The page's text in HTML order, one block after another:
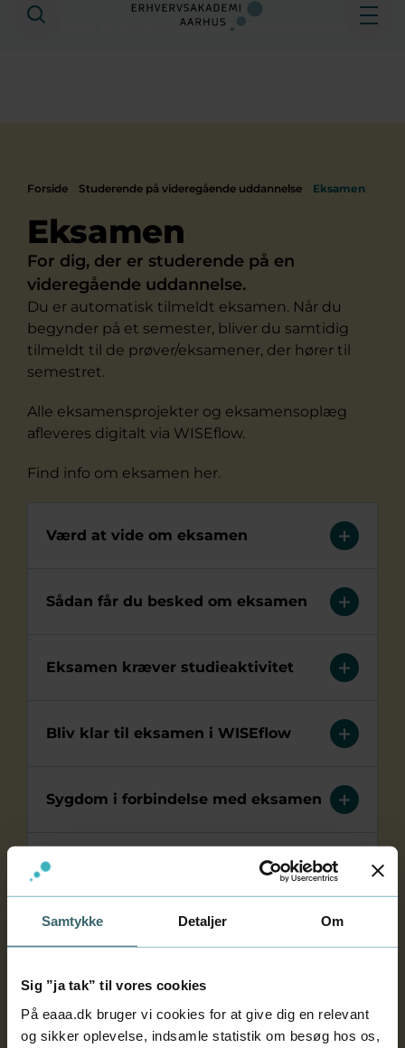
Samtykke Detaljer Om
Sig ”ja tak” til vores cookies
På eaaa.dk bruger vi cookies for at give dig en relevant
og sikker oplevelse, indsamle statistik om besøg hos os,
Erhvervsakademi Aarhus
Søg
Forside Studerende på videregående uddannelse Eksamen
Eksamen
For dig, der er studerende på en
videregående uddannelse.
Du er automatisk tilmeldt eksamen. Når du
begynder på et semester, bliver du samtidig
tilmeldt til de prøver/eksamener, der hører til
semestret.
Alle eksamensprojekter og eksamensoplæg
afleveres digitalt via WISEflow.
Find info om eksamen her.
Værd at vide om eksamen
Sådan får du besked om eksamen
Eksamen kræver studieaktivitet
Bliv klar til eksamen i WISEflow
Sygdom i forbindelse med eksamen
Undgå eksamenssnyd
Brug af generativ AI til eksamen
Særlige prøvevilkår til eksamen